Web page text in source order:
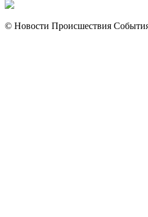
© Новости Происшествия